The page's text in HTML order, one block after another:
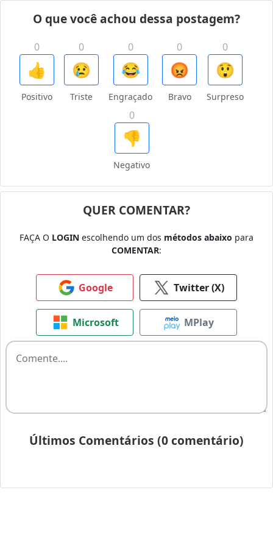
O que você achou dessa postagem?
0
👍
Positivo
0
😢
Triste
0
😂
Engraçado
0
😡
Bravo
0
😲
Surpreso
0
👎
Negativo
QUER COMENTAR?
FAÇA O LOGIN escolhendo um dos métodos abaixo para
COMENTAR:
Google Twitter (X)
Microsoft MPlay
Últimos Comentários (0 comentário)